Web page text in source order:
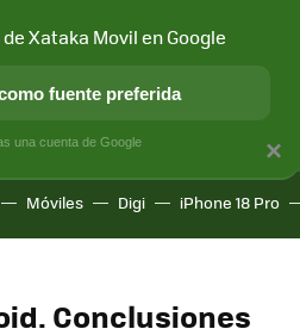
APLICACIONES
Móviles Digi iPhone 18 Pro
Conclusiones
×
Xataka Movil en Google
fuente preferida
una cuenta de Google